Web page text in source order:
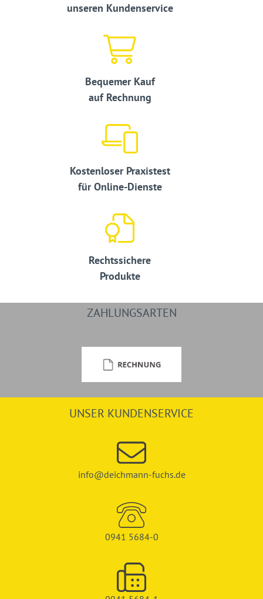
unseren Kundenservice
Bequemer Kauf
auf Rechnung
Kostenloser Praxistest
für Online-Dienste
Rechtssichere
Produkte
ZAHLUNGSARTEN
UNSER KUNDENSERVICE
info@deichmann-fuchs.de
0941 5684-0